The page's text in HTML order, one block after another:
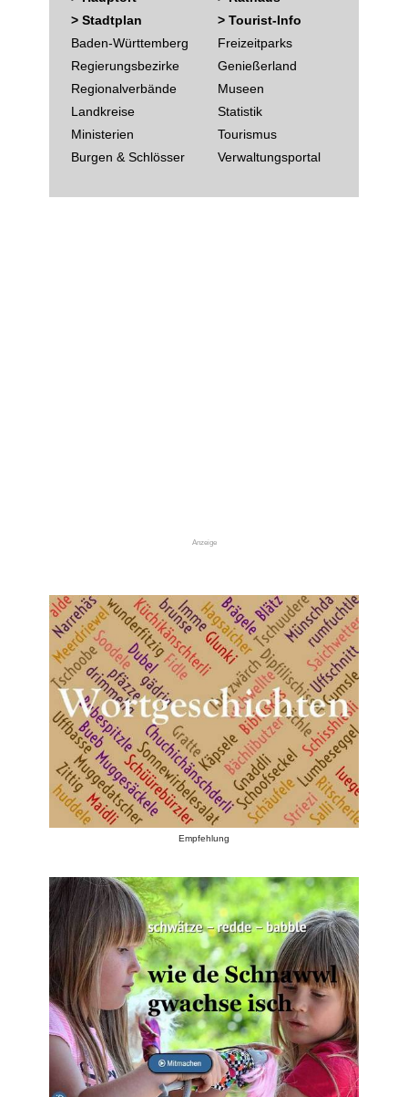
> Stadtplan
Baden-Württemberg
Regierungsbezirke
Regionalverbände
Landkreise
Ministerien
Burgen & Schlösser
> Tourist-Info
Freizeitparks
Genießerland
Museen
Statistik
Tourismus
Verwaltungsportal
Anzeige
Empfehlung